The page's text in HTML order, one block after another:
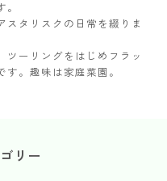
スタリスクの日常を綴りま
ツーリングをはじめフラッ
。趣味は家庭菜園。
リー